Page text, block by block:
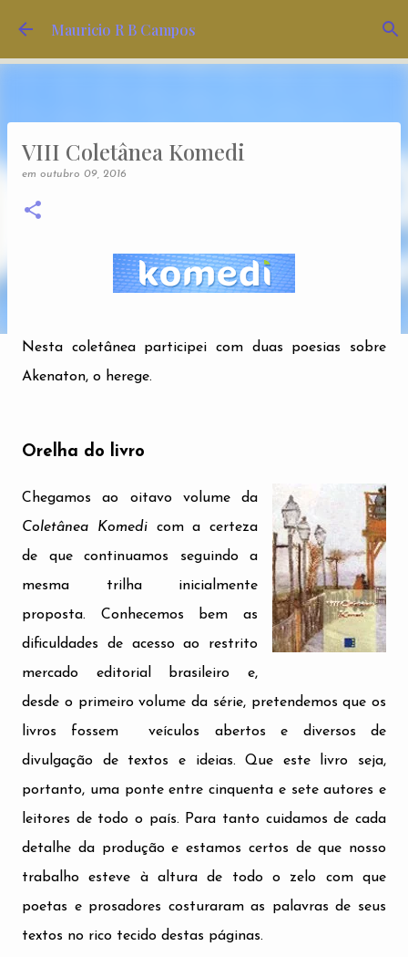
Pular para o conteúdo principal
Mauricio R B Campos
VIII Coletânea Komedi
em outubro 09, 2016
Nesta coletânea participei com duas poesias sobre
Akenaton, o herege.
Orelha do livro
Chegamos ao oitavo volume da
Coletânea Komedi com a certeza
de que continuamos seguindo a
mesma trilha inicialmente
proposta. Conhecemos bem as
dificuldades de acesso ao restrito
mercado editorial brasileiro e,
desde o primeiro volume da série, pretendemos que os
livros fossem veículos abertos e diversos de
divulgação de textos e ideias. Que este livro seja,
portanto, uma ponte entre cinquenta e sete autores e
leitores de todo o país. Para tanto cuidamos de cada
detalhe da produção e estamos certos de que nosso
trabalho esteve à altura de todo o zelo com que
poetas e prosadores costuraram as palavras de seus
textos no rico tecido destas páginas.